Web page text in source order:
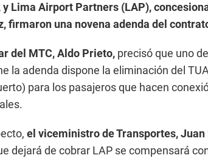
y Lima Airport Partners (LAP),
firmaron una novena adenda del
del MTC, Aldo Prieto, precisó que uno
la adenda dispone la eliminación del
para los pasajeros que hacen
el viceministro de Transportes, Juan
dejará de cobrar LAP se compensará